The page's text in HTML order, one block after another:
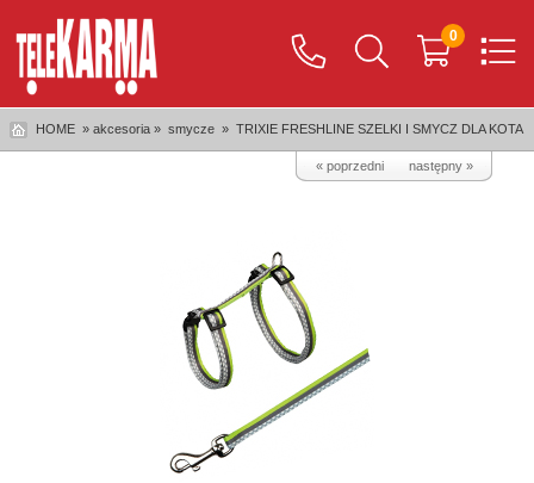
0
HOME » akcesoria » smycze » TRIXIE FRESHLINE SZELKI I SMYCZ DLA KOTA
« poprzedni następny »